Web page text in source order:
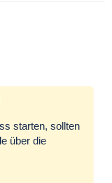
starten, sollten
über die